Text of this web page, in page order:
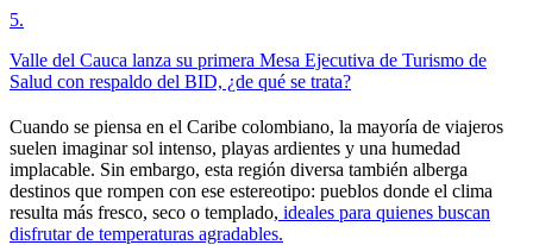
5.
Valle del Cauca lanza su primera Mesa Ejecutiva de Turismo de
Salud con respaldo del BID, ¿de qué se trata?
Cuando se piensa en el Caribe colombiano, la mayoría de viajeros
suelen imaginar sol intenso, playas ardientes y una humedad
implacable. Sin embargo, esta región diversa también alberga
destinos que rompen con ese estereotipo: pueblos donde el clima
resulta más fresco, seco o templado, ideales para quienes buscan
disfrutar de temperaturas agradables.